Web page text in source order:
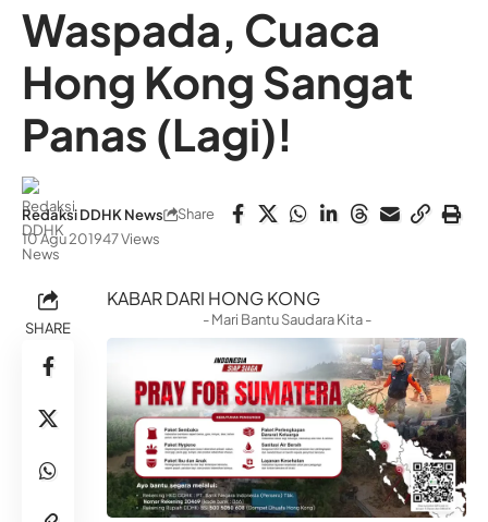
Waspada, Cuaca
Hong Kong Sangat
Panas (Lagi)!
Redaksi DDHK News
10 Agu 201947 Views
Share
SHARE
KABAR DARI HONG KONG
- Mari Bantu Saudara Kita -